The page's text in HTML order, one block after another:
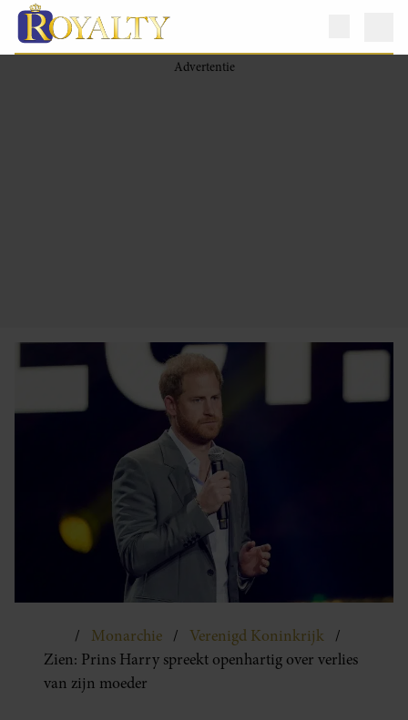
Monarchie
Verenigd Koninkrijk
Zien: Prins Harry spreekt openhartig over verlies
van zijn moeder